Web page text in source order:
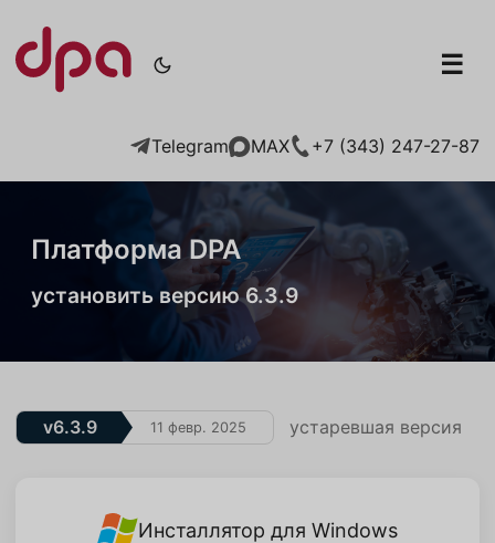
☰
Telegram MAX +7 (343) 247-27-87
Платформа DPA
установить версию 6.3.9
v6.3.9 11 февр. 2025 устаревшая версия
Инсталлятор для Windows